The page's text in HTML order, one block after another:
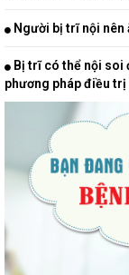
Người bị trĩ nội
Bị trĩ có thể nội soi
phương pháp điều trị